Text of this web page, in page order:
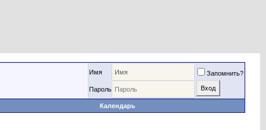
Имя Запомнить?
Пароль
Календарь